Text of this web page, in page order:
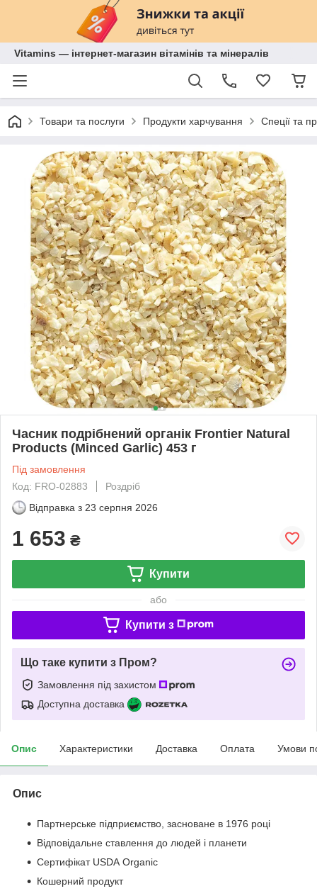
Vitamins — інтернет-магазин вітамінів та мінералів
Товари та послуги Продукти харчування Спеції та
Часник подрібнений органік Frontier Natural
Products (Minced Garlic) 453 г
Під замовлення
Код: FRO-02883
Роздріб
Відправка з 23 серпня 2026
1 653 ₴
Купити
або
Купити з
Що таке купити з Пром?
Замовлення під захистом
Доступна доставка
Опис Характеристики Доставка Оплата Умови
Опис
Партнерське підприємство, засноване в 1976 році
Відповідальне ставлення до людей і планети
Сертифікат USDA Organic
Кошерний продукт